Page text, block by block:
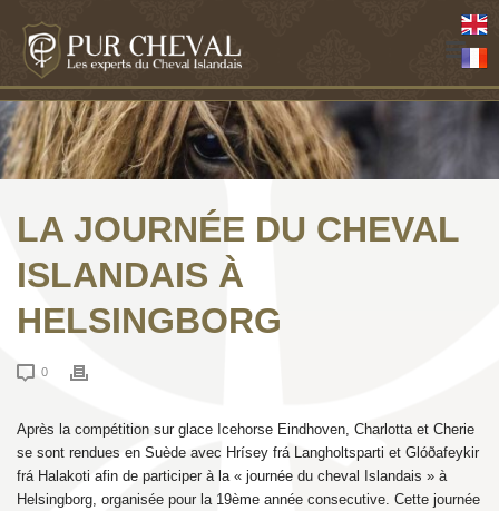
LA JOURNÉE DU CHEVAL
ISLANDAIS À
HELSINGBORG
0
Après la compétition sur glace Icehorse Eindhoven, Charlotta et Cherie
se sont rendues en Suède avec Hrísey frá Langholtsparti et Glóðafeykir
frá Halakoti afin de participer à la « journée du cheval Islandais » à
Helsingborg, organisée pour la 19ème année consecutive. Cette journée